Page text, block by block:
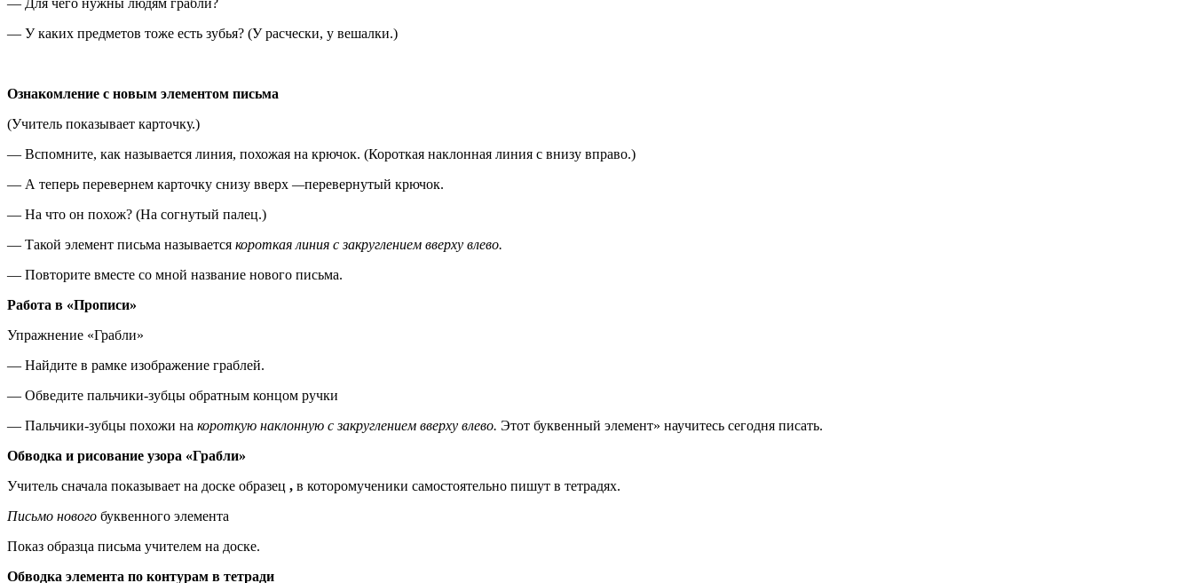
— У каких предметов тоже есть зубья? (У расчески, у вешалки.)
Ознакомление с новым элементом письма
(Учитель показывает карточку.)
— Вспомните, как называется линия, похожая на крючок. (Короткая наклонная линия с внизу вправо.)
— А теперь перевернем карточку снизу вверх —перевернутый крючок.
— На что он похож? (На согнутый палец.)
— Такой элемент письма называется короткая линия с закруглением вверху влево.
— Повторите вместе со мной название нового письма.
Работа в «Прописи»
Упражнение «Грабли»
— Найдите в рамке изображение граблей.
— Обведите пальчики-зубцы обратным концом ручки
— Пальчики-зубцы похожи на короткую наклонную с закруглением вверху влево. Этот буквенный элемент» научитесь сегодня писать.
Обводка и рисование узора «Грабли»
Учитель сначала показывает на доске образец , в которомученики самостоятельно пишут в тетрадях.
Письмо нового буквенного элемента
Показ образца письма учителем на доске.
Обводка элемента по контурам в тетради